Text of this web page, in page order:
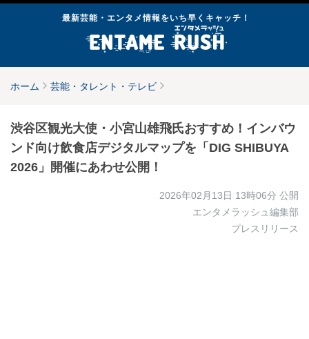
最新芸能・エンタメ情報をいち早くキャッチ！
ホーム 芸能・タレント・テレビ
渋谷区観光大使・小宮山雄飛氏おすすめ！インバウ
ンド向け飲食店デジタルマップを「DIG SHIBUYA
2026」開催にあわせ公開！
2026年02月13日 13時06分 公開
エンタメラッシュ編集部
プレスリリース